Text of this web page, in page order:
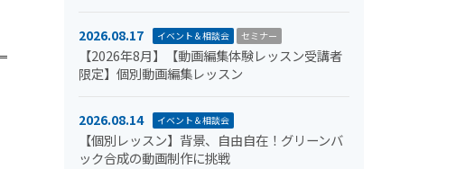
2026.08.17 イベント＆相談会 セミナー
【2026年8月】【動画編集体験レッスン受講者
限定】個別動画編集レッスン
2026.08.14 イベント＆相談会
【個別レッスン】背景、自由自在！グリーンバ
ック合成の動画制作に挑戦